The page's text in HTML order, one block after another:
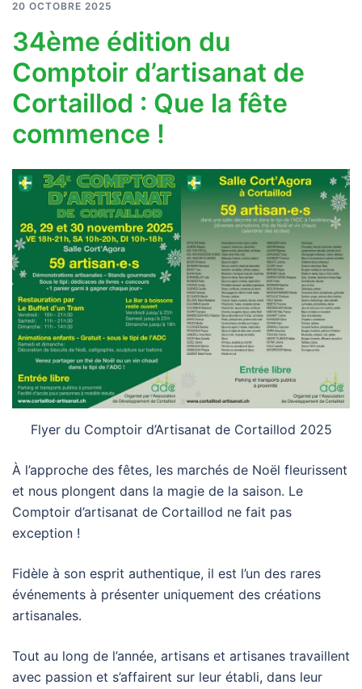
20 OCTOBRE 2025
34ème édition du
Comptoir d’artisanat de
Cortaillod : Que la fête
commence !
Flyer du Comptoir d’Artisanat de Cortaillod 2025
À l’approche des fêtes, les marchés de Noël fleurissent
et nous plongent dans la magie de la saison. Le
Comptoir d’artisanat de Cortaillod ne fait pas
exception !
Fidèle à son esprit authentique, il est l’un des rares
événements à présenter uniquement des créations
artisanales.
Tout au long de l’année, artisans et artisanes travaillent
avec passion et s’affairent sur leur établi, dans leur